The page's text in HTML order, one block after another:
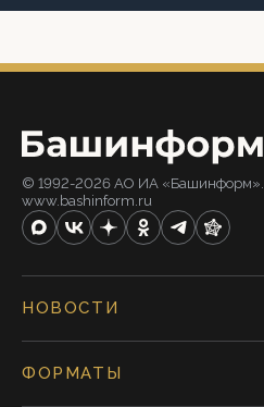
© 1992-2026 АО ИА «Башинформ».
www.bashinform.ru
НОВОСТИ
ФОРМАТЫ